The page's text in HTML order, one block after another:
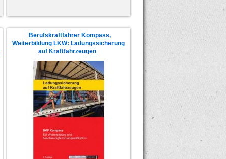
Berufskraftfahrer Kompass,
Weiterbildung LKW: Ladungssicherung
auf Kraftfahrzeugen